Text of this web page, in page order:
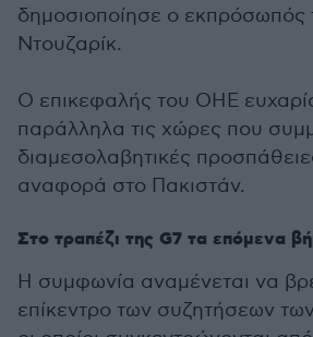
δημοσιοποίησε ο εκπρόσωπός
Ντουζαρίκ.
Ο επικεφαλής του ΟΗΕ
παράλληλα τις χώρες που
διαμεσολαβητικές
αναφορά στο Πακιστάν.
Στο τραπέζι της G7 τα επόμενα
Η συμφωνία αναμένεται να
επίκεντρο των συζητήσεων